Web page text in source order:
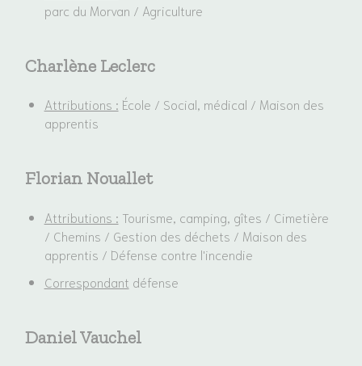
parc du Morvan / Agriculture
Charlène Leclerc
Attributions : École / Social, médical / Maison des
apprentis
Florian Nouallet
Attributions : Tourisme, camping, gîtes / Cimetière
/ Chemins / Gestion des déchets / Maison des
apprentis / Défense contre l'incendie
Correspondant défense
Daniel Vauchel